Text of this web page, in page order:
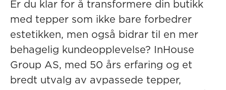
Er du klar for å transformere din butikk
med tepper som ikke bare forbedrer
estetikken, men også bidrar til en mer
behagelig kundeopplevelse? InHouse
Group AS, med 50 års erfaring og et
bredt utvalg av avpassede tepper,